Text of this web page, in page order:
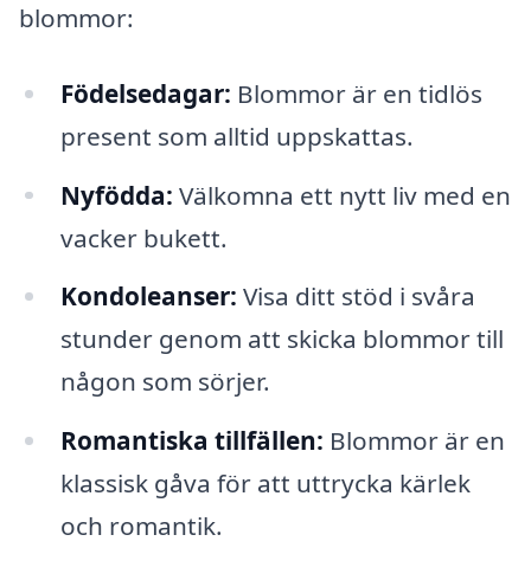
blommor:
Födelsedagar: Blommor är en tidlös
present som alltid uppskattas.
Nyfödda: Välkomna ett nytt liv med en
vacker bukett.
Kondoleanser: Visa ditt stöd i svåra
stunder genom att skicka blommor till
någon som sörjer.
Romantiska tillfällen: Blommor är en
klassisk gåva för att uttrycka kärlek
och romantik.